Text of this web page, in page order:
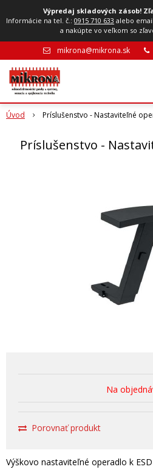
Výpredaj skladových zásob!
Informácie na tel. č.:0915 710 633 alebo
a nakúpte vo veľkom so
mikrona@mikrona.sk
Úvod Príslušenstvo - Nastaviteľné
Príslušenstvo -
Na
Porovnať produkt
Výškovo nastaviteľné operadlo k